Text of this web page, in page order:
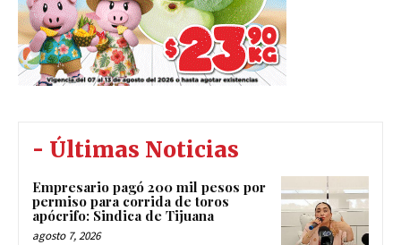
- Últimas Noticias
Empresario pagó 200 mil pesos por
permiso para corrida de toros
apócrifo: Sindica de Tijuana
agosto 7, 2026